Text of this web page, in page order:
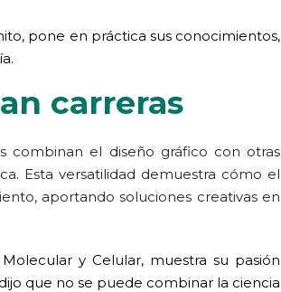
pone en práctica sus conocimientos,
carreras
combinan el diseño gráfico con otras
Esta versatilidad demuestra cómo el
aportando soluciones creativas en
y Celular, muestra su pasión
que no se puede combinar la ciencia